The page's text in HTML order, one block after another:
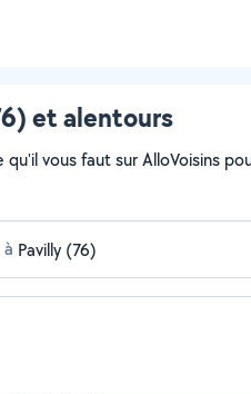
et alentours
vous faut sur AlloVoisins
à